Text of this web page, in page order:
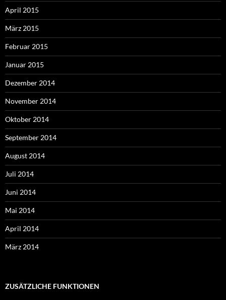
April 2015
März 2015
Februar 2015
Januar 2015
Dezember 2014
November 2014
Oktober 2014
September 2014
August 2014
Juli 2014
Juni 2014
Mai 2014
April 2014
März 2014
ZUSÄTZLICHE FUNKTIONEN